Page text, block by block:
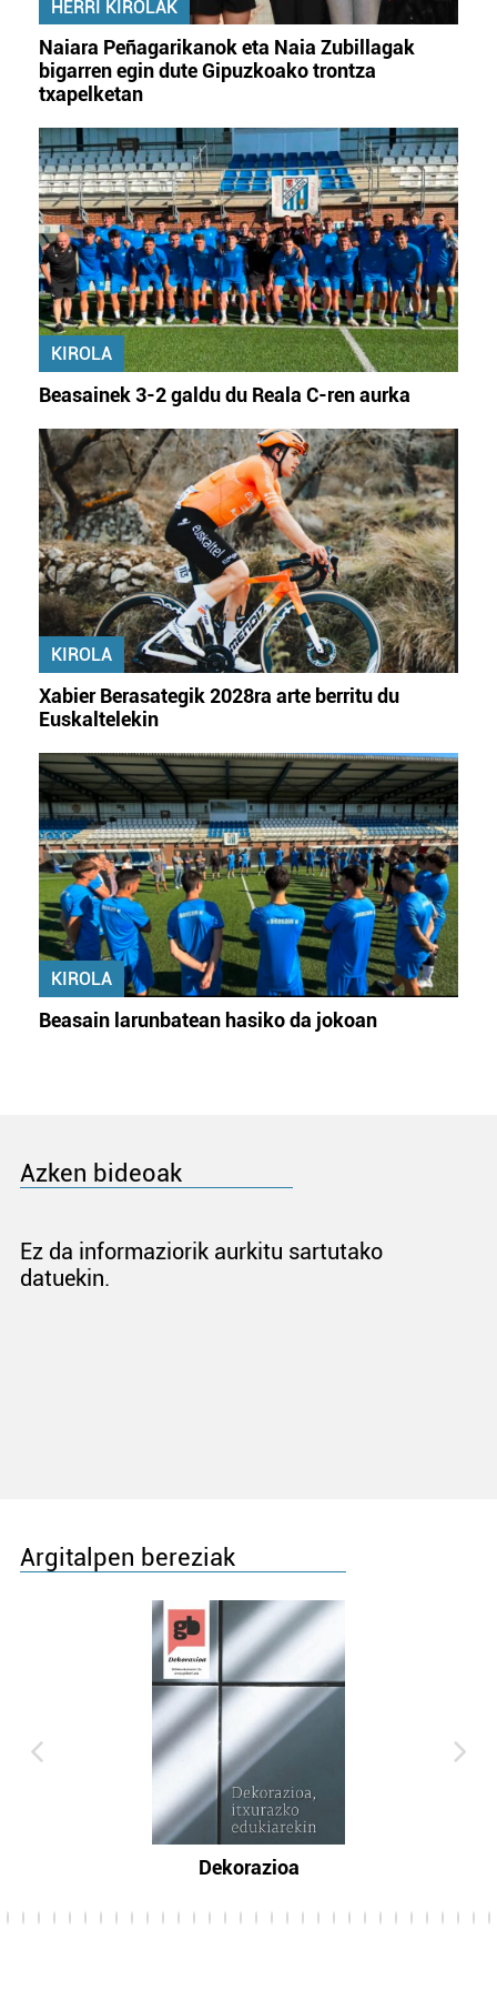
HERRI KIROLAK
Naiara Peñagarikanok eta Naia Zubillagak
bigarren egin dute Gipuzkoako trontza
txapelketan
KIROLA
Beasainek 3-2 galdu du Reala C-ren aurka
KIROLA
Xabier Berasategik 2028ra arte berritu du
Euskaltelekin
KIROLA
Beasain larunbatean hasiko da jokoan
Azken bideoak
Ez da informaziorik aurkitu sartutako
datuekin.
Argitalpen bereziak
Dekorazioa